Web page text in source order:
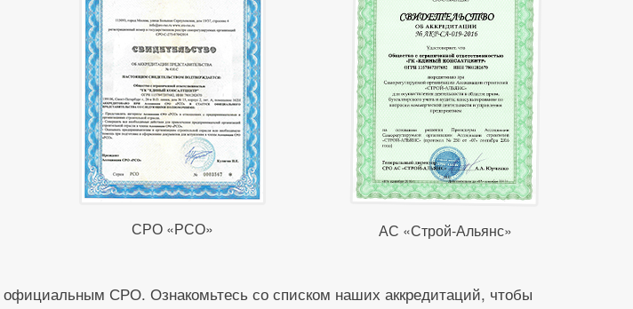
СРО «РСО» АС «Строй-Альянс»
СРО. Ознакомьтесь со списком наших аккредитаций, чтобы